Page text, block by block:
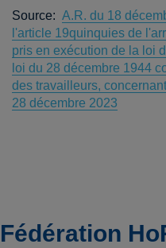
Source: A.R. du 18
l'article 19quinquies de
pris en exécution de la loi
loi du 28 décembre 1944
des travailleurs,
28 décembre 2023
Fédération